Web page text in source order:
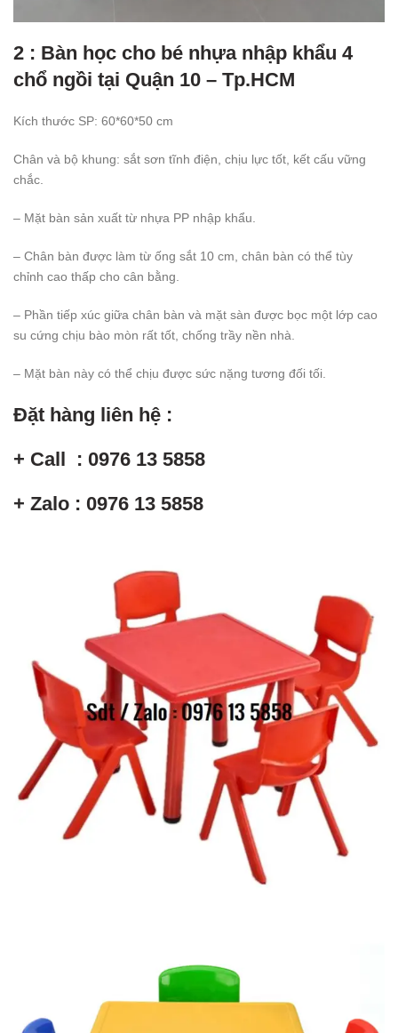
2 : Bàn học cho bé nhựa nhập khẩu 4
chổ ngồi tại Quận 10 – Tp.HCM
Kích thước SP: 60*60*50 cm
Chân và bộ khung: sắt sơn tĩnh điện, chịu lực tốt, kết cấu vững
chắc.
– Mặt bàn sản xuất từ nhựa PP nhập khẩu.
– Chân bàn được làm từ ống sắt 10 cm, chân bàn có thể tùy
chỉnh cao thấp cho cân bằng.
– Phần tiếp xúc giữa chân bàn và mặt sàn được bọc một lớp cao
su cứng chịu bào mòn rất tốt, chống trầy nền nhà.
– Mặt bàn này có thể chịu được sức nặng tương đối tối.
Đặt hàng liên hệ :
+ Call : 0976 13 5858
+ Zalo : 0976 13 5858